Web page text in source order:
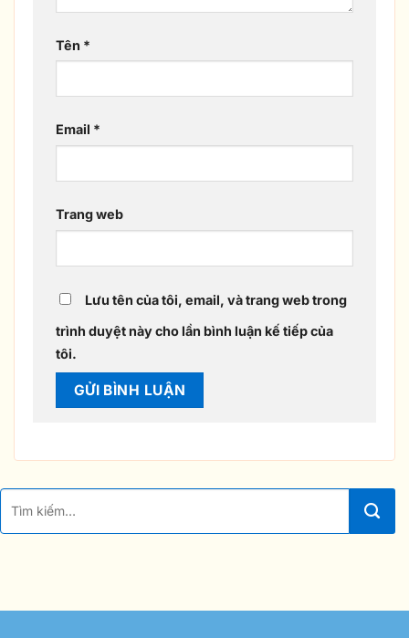
Tên *
Email *
Trang web
Lưu tên của tôi, email, và trang web trong
trình duyệt này cho lần bình luận kế tiếp của
tôi.